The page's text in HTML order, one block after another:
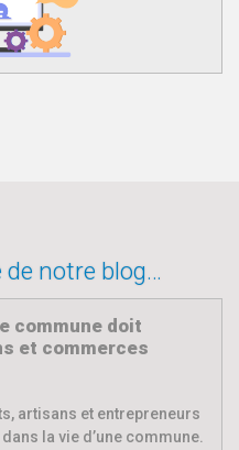
notre blog…
commune doit
et commerces
artisans et entrepreneurs
la vie d’une commune.